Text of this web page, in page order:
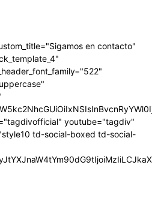
en contacto"
youtube="tagdiv"
td-social-boxed td-social-